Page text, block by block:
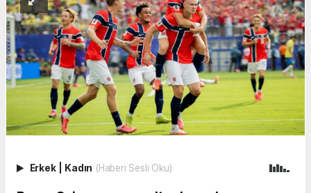
Erkek Kadın (Haberi Sesli Oku)